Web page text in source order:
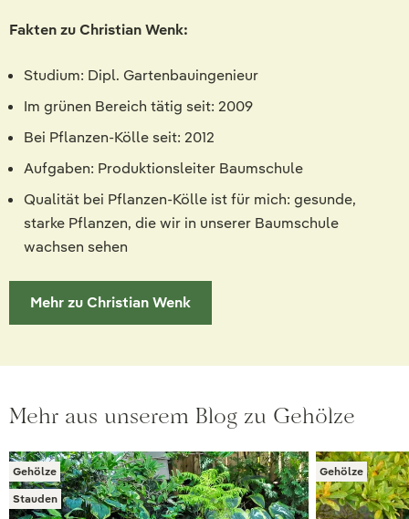
Fakten zu Christian Wenk:
Studium: Dipl. Gartenbauingenieur
Im grünen Bereich tätig seit: 2009
Bei Pflanzen-Kölle seit: 2012
Aufgaben: Produktionsleiter Baumschule
Qualität bei Pflanzen-Kölle ist für mich: gesunde,
starke Pflanzen, die wir in unserer Baumschule
wachsen sehen
Mehr zu Christian Wenk
Mehr aus unserem Blog zu Gehölze
Gehölze
Stauden
Gehölze